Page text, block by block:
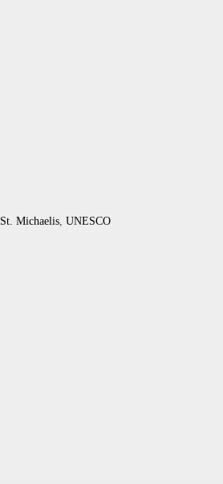
St. Michaelis, UNESCO